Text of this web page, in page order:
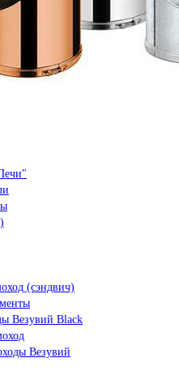
(сэндвич)
Везувий Black
Везувий